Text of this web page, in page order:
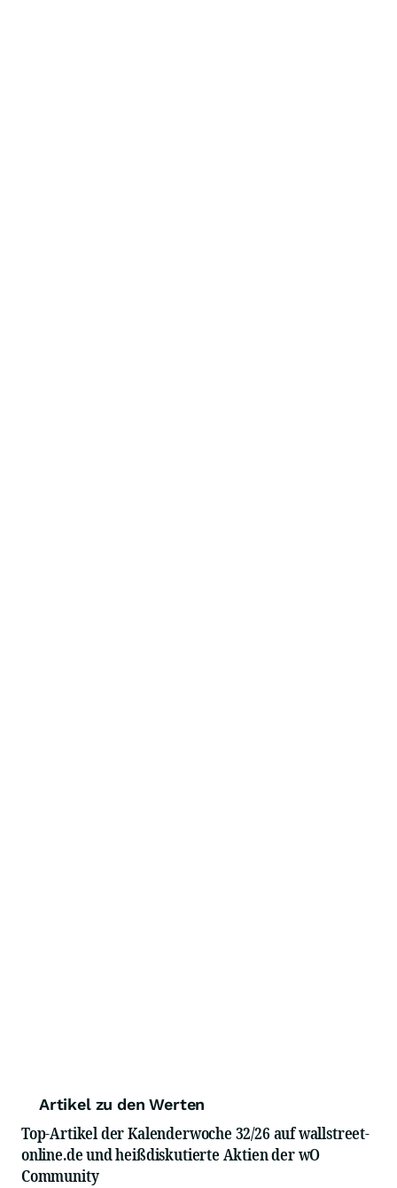
Artikel zu den Werten
Top-Artikel der Kalenderwoche 32/26 auf wallstreet-
online.de und heißdiskutierte Aktien der wO
Community